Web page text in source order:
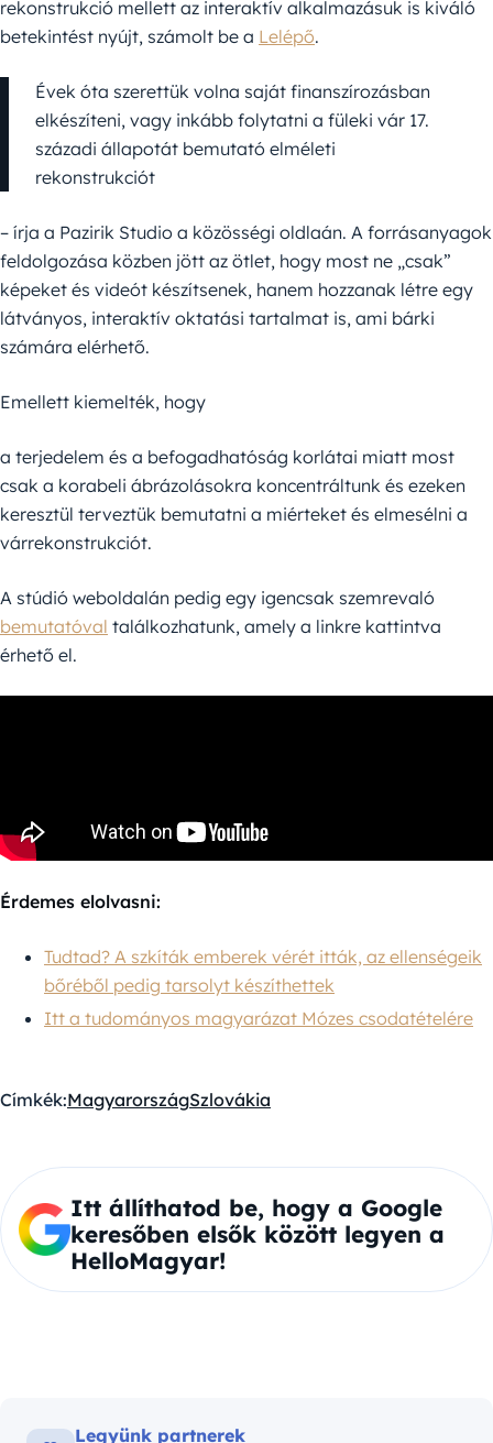
rekonstrukció mellett az interaktív alkalmazásuk is kiváló
betekintést nyújt, számolt be a Lelépő.
Évek óta szerettük volna saját finanszírozásban
elkészíteni, vagy inkább folytatni a füleki vár 17.
századi állapotát bemutató elméleti
rekonstrukciót
– írja a Pazirik Studio a közösségi oldlaán. A forrásanyagok
feldolgozása közben jött az ötlet, hogy most ne „csak”
képeket és videót készítsenek, hanem hozzanak létre egy
látványos, interaktív oktatási tartalmat is, ami bárki
számára elérhető.
Emellett kiemelték, hogy
a terjedelem és a befogadhatóság korlátai miatt most
csak a korabeli ábrázolásokra koncentráltunk és ezeken
keresztül terveztük bemutatni a miérteket és elmesélni a
várrekonstrukciót.
A stúdió weboldalán pedig egy igencsak szemrevaló
bemutatóval találkozhatunk, amely a linkre kattintva
érhető el.
Érdemes elolvasni:
Tudtad? A szkíták emberek vérét itták, az ellenségeik
bőréből pedig tarsolyt készíthettek
Itt a tudományos magyarázat Mózes csodatételére
Címkék:MagyarországSzlovákia
Itt állíthatod be, hogy a Google
keresőben elsők között legyen a
HelloMagyar!
Legyünk partnerek